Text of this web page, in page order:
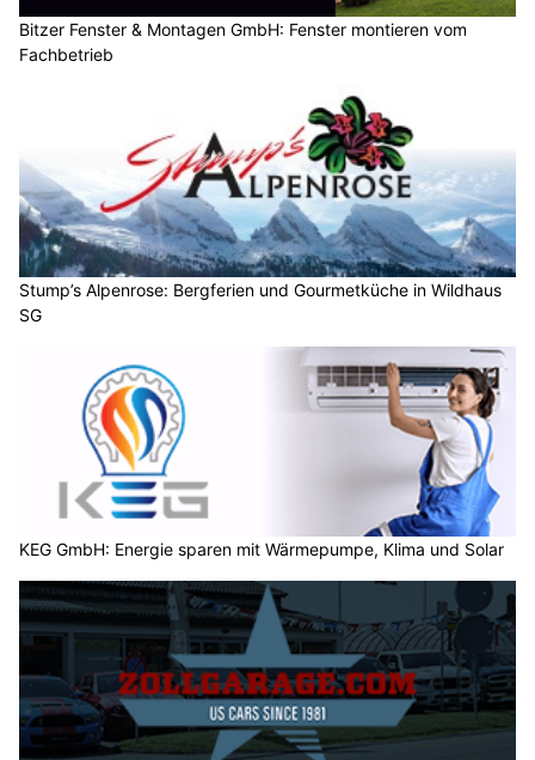
Bitzer Fenster & Montagen GmbH: Fenster montieren vom
Fachbetrieb
Stump’s Alpenrose: Bergferien und Gourmetküche in Wildhaus
SG
KEG GmbH: Energie sparen mit Wärmepumpe, Klima und Solar